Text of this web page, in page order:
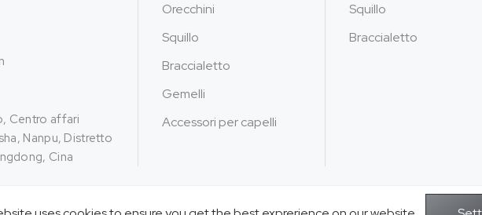
Centro affari
Nanpu, Distretto
Cina
Orecchini
Squillo
Braccialetto
Gemelli
Accessori per capelli
Squillo
Braccialetto